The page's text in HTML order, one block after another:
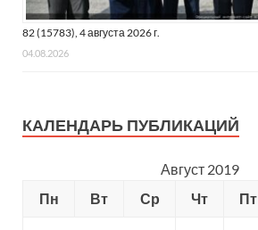
82 (15783), 4 августа 2026 г.
04.08.2026
КАЛЕНДАРЬ ПУБЛИКАЦИЙ
Август 2019
Пн
Вт Ср Чт Пт